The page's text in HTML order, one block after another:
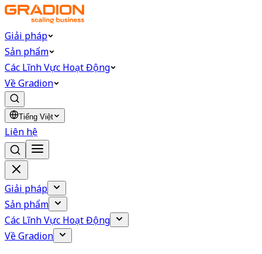
Giải pháp
Sản phẩm
Các Lĩnh Vực Hoạt Động
Về Gradion
Tiếng Việt
Liên hệ
Giải pháp
Sản phẩm
Các Lĩnh Vực Hoạt Động
Về Gradion